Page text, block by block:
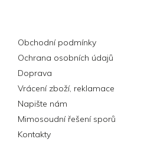
Obchodní podmínky
Ochrana osobních údajů
Doprava
Vrácení zboží, reklamace
Napište nám
Mimosoudní řešení sporů
Kontakty